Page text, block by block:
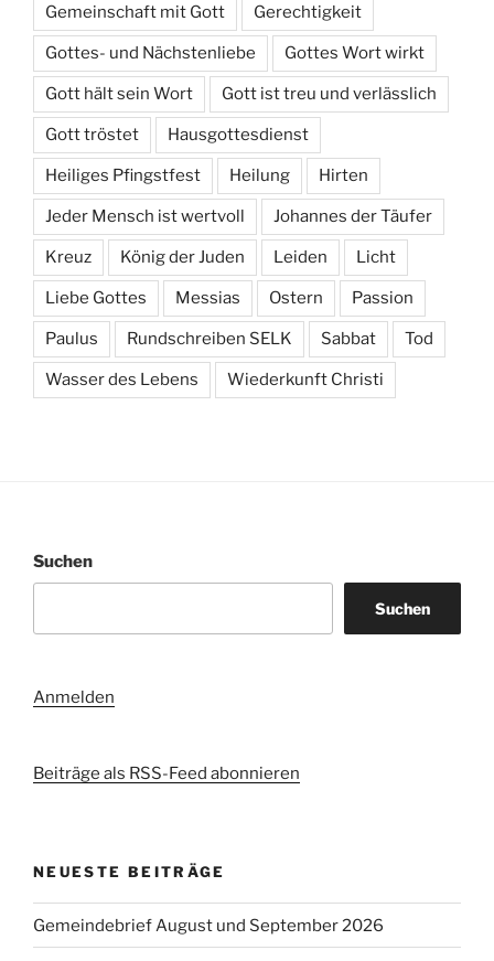
Gemeinschaft mit Gott Gerechtigkeit
Gottes- und Nächstenliebe Gottes Wort wirkt
Gott hält sein Wort Gott ist treu und verlässlich
Gott tröstet Hausgottesdienst
Heiliges Pfingstfest Heilung Hirten
Jeder Mensch ist wertvoll Johannes der Täufer
Kreuz König der Juden Leiden Licht
Liebe Gottes Messias Ostern Passion
Paulus Rundschreiben SELK Sabbat Tod
Wasser des Lebens Wiederkunft Christi
Suchen
Suchen
Anmelden
Beiträge als RSS-Feed abonnieren
NEUESTE BEITRÄGE
Gemeindebrief August und September 2026